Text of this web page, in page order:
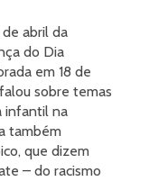
abril da
do Dia
em 18 de
sobre temas
infantil na
também
que dizem
– do racismo